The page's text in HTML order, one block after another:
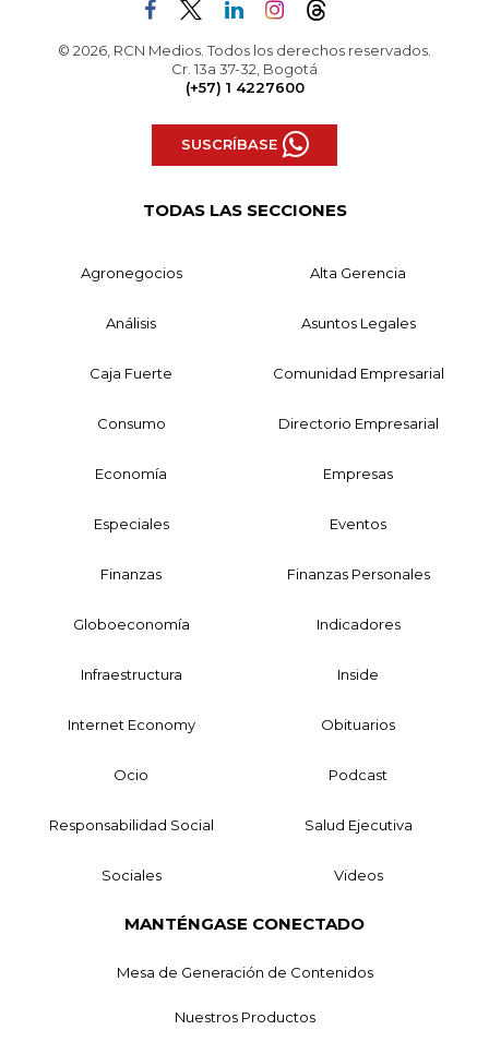
© 2026, RCN Medios. Todos los derechos reservados.
Cr. 13a 37-32, Bogotá
(+57) 1 4227600
SUSCRÍBASE
TODAS LAS SECCIONES
Agronegocios Alta Gerencia
Análisis Asuntos Legales
Caja Fuerte Comunidad Empresarial
Consumo Directorio Empresarial
Economía Empresas
Especiales Eventos
Finanzas Finanzas Personales
Globoeconomía Indicadores
Infraestructura Inside
Internet Economy Obituarios
Ocio Podcast
Responsabilidad Social Salud Ejecutiva
Sociales Videos
MANTÉNGASE CONECTADO
Mesa de Generación de Contenidos
Nuestros Productos